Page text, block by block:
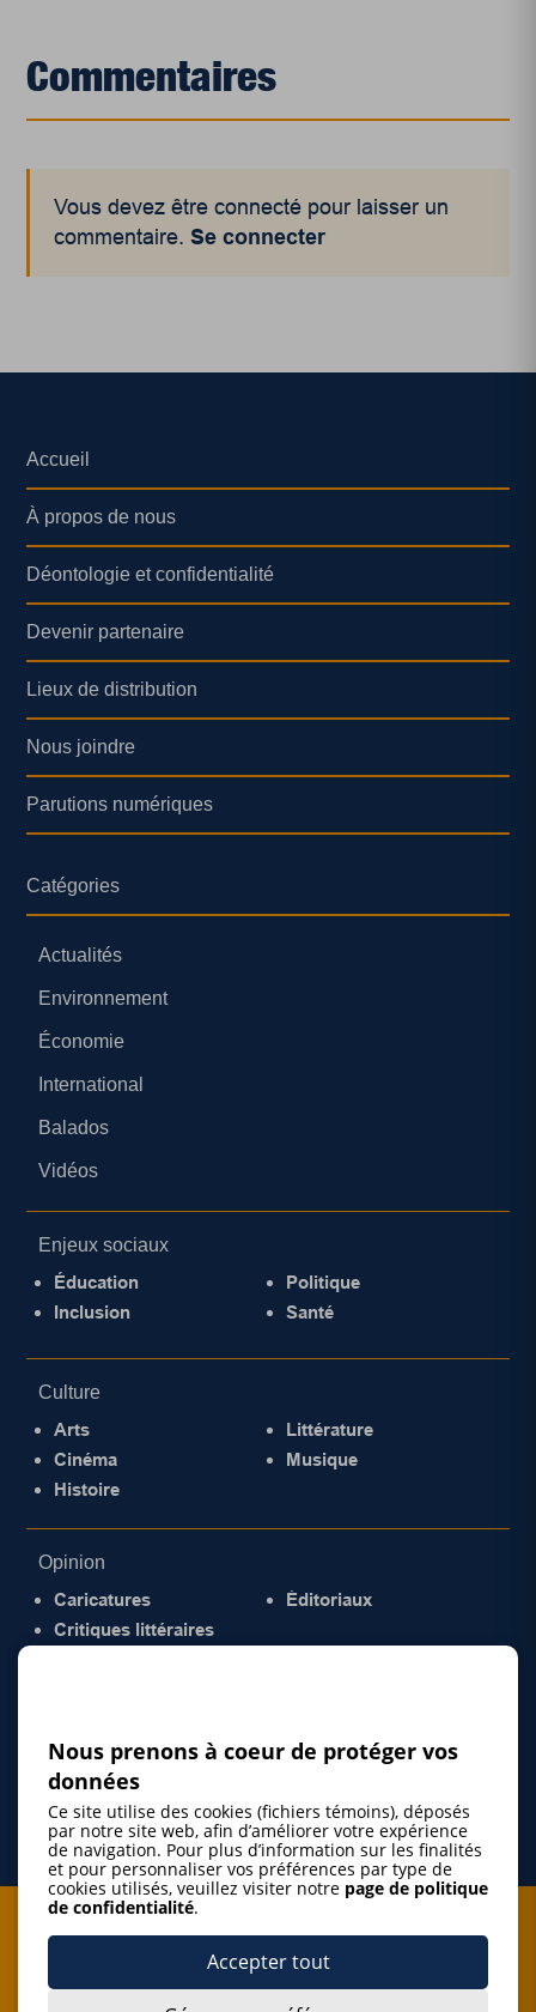
Commentaires
Vous devez être connecté pour laisser un
commentaire.Se connecter
Accueil
À propos de nous
Déontologie et confidentialité
Devenir partenaire
Lieux de distribution
Nous joindre
Parutions numériques
Catégories
Actualités
Environnement
Économie
International
Balados
Vidéos
Enjeux sociaux
Éducation
Inclusion
Politique
Santé
Culture
Arts
Cinéma
Histoire
Littérature
Musique
Opinion
Caricatures
Critiques littéraires
Éditoriaux
Je m'abonne à l'infolettre
Nous prenons à coeur de protéger vos
données
Ce site utilise des cookies (fichiers témoins), déposés
par notre site web, afin d’améliorer votre expérience
de navigation. Pour plus d’information sur les finalités
et pour personnaliser vos préférences par type de
cookies utilisés, veuillez visiter notre page de politique
de confidentialité.
Accepter tout